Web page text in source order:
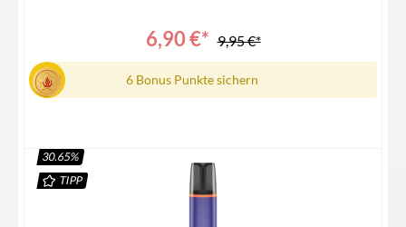
6,90 €* 9,95 €*
6 Bonus Punkte sichern
In den Warenkorb
30.65%
TIPP